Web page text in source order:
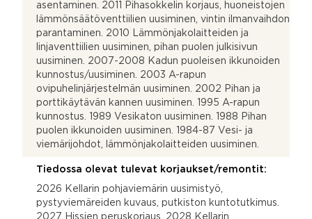
asentaminen. 2011 Pihasokkelin korjaus, huoneistojen
lämmönsäätöventtiilien uusiminen, vintin ilmanvaihdon
parantaminen. 2010 Lämmönjakolaitteiden ja
linjaventtiilien uusiminen, pihan puolen julkisivun
uusiminen. 2007-2008 Kadun puoleisen ikkunoiden
kunnostus/uusiminen. 2003 A-rapun
ovipuhelinjärjestelmän uusiminen. 2002 Pihan ja
porttikäytävän kannen uusiminen. 1995 A-rapun
kunnostus. 1989 Vesikaton uusiminen. 1988 Pihan
puolen ikkunoiden uusiminen. 1984-87 Vesi- ja
viemärijohdot, lämmönjakolaitteiden uusiminen.
Tiedossa olevat tulevat korjaukset/remontit:
2026 Kellarin pohjaviemärin uusimistyö,
pystyviemäreiden kuvaus, putkiston kuntotutkimus.
2027 Hissien peruskorjaus. 2028 Kellarin